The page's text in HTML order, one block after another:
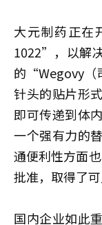
大元制药正在
1022”，以解
的“Wegovy（
针头的贴片形
即可传递到体
一个强有力的
通便利性方面
批准，取得了可
国内企业如此